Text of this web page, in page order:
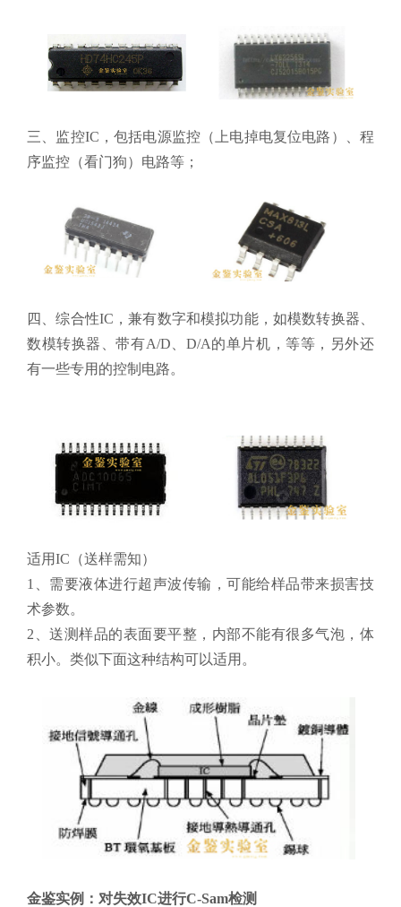
三、监控IC，包括电源监控（上电掉电复位电路）、程
序监控（看门狗）电路等；
四、综合性IC，兼有数字和模拟功能，如模数转换器、
数模转换器、带有A/D、D/A的单片机，等等，另外还
有一些专用的控制电路。
适用IC（送样需知）
1、需要液体进行超声波传输，可能给样品带来损害技
术参数。
2、送测样品的表面要平整，内部不能有很多气泡，体
积小。类似下面这种结构可以适用。
金鉴实例：对失效IC进行C-Sam检测